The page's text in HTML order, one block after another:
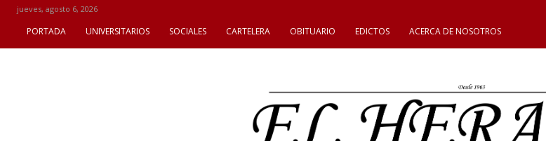
jueves, agosto 6, 2026
PORTADA UNIVERSITARIOS SOCIALES CARTELERA OBITUARIO EDICTOS ACERCA DE NOSOTROS